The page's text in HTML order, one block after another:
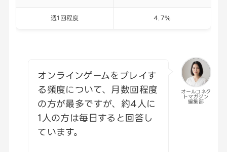
週1回程度 4.7%
オールコネク
トマガジン
編集部
オンラインゲームをプレイす
る頻度について、月数回程度
の方が最多ですが、約4人に
1人の方は毎日すると回答し
ています。